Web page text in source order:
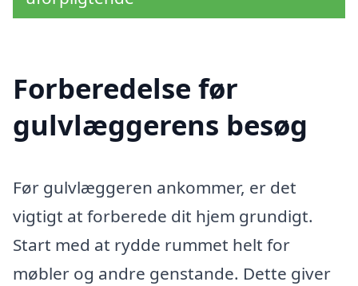
Forberedelse før
gulvlæggerens besøg
Før gulvlæggeren ankommer, er det
vigtigt at forberede dit hjem grundigt.
Start med at rydde rummet helt for
møbler og andre genstande. Dette giver